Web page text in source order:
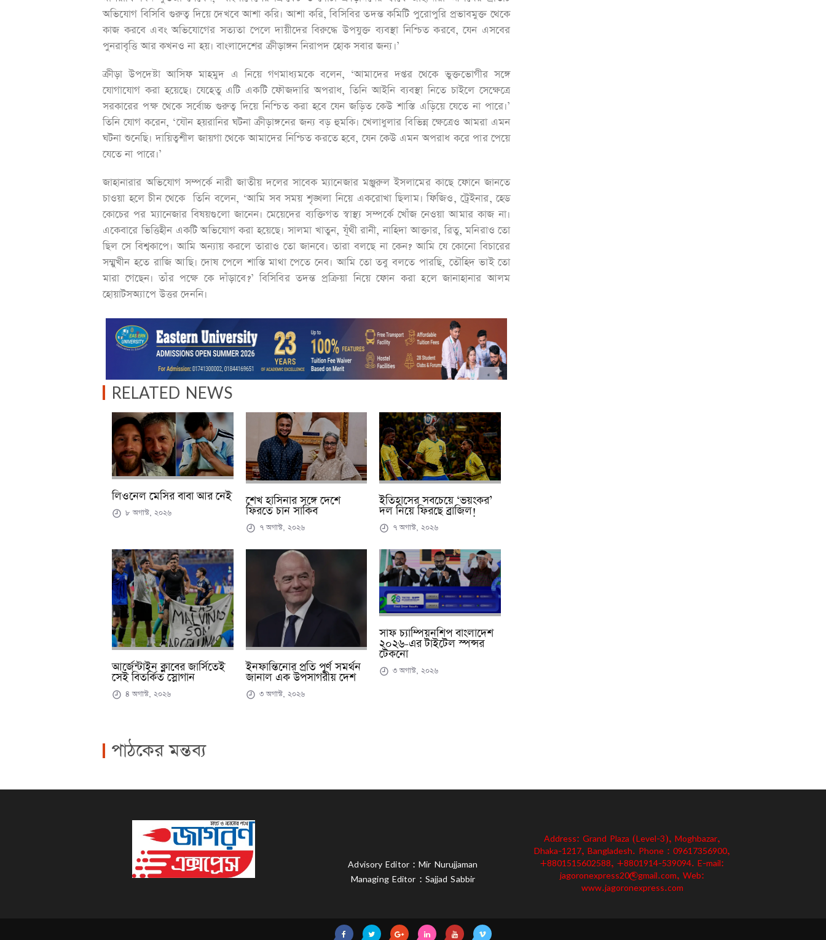
অভিযোগ বিসিবি গুরুত্ব দিয়ে দেখবে আশা করি। আশা করি, বিসিবির তদন্ত কমিটি পুরোপুরি প্রভাবমুক্ত থেকে
কাজ করবে এবং অভিযোগের সত্যতা পেলে দায়ীদের বিরুদ্ধে উপযুক্ত ব্যবস্থা নিশ্চিত করবে, যেন এসবের
পুনরাবৃত্তি আর কখনও না হয়। বাংলাদেশের ক্রীড়াঙ্গন নিরাপদ হোক সবার জন্য।’
ক্রীড়া উপদেষ্টা আসিফ মাহমুদ এ নিয়ে গণমাধ্যমকে বলেন, ‘আমাদের দপ্তর থেকে ভুক্তভোগীর সঙ্গে
যোগাযোগ করা হয়েছে। যেহেতু এটি একটি ফৌজদারি অপরাধ, তিনি আইনি ব্যবস্থা নিতে চাইলে সেক্ষেত্রে
সরকারের পক্ষ থেকে সর্বোচ্চ গুরুত্ব দিয়ে নিশ্চিত করা হবে যেন জড়িত কেউ শাস্তি এড়িয়ে যেতে না পারে।’
তিনি যোগ করেন, ‘যৌন হয়রানির ঘটনা ক্রীড়াঙ্গনের জন্য বড় হুমকি। খেলাধুলার বিভিন্ন ক্ষেত্রেও আমরা এমন
ঘটনা শুনেছি। দায়িত্বশীল জায়গা থেকে আমাদের নিশ্চিত করতে হবে, যেন কেউ এমন অপরাধ করে পার পেয়ে
যেতে না পারে।’
জাহানারার অভিযোগ সম্পর্কে নারী জাতীয় দলের সাবেক ম্যানেজার মঞ্জুরুল ইসলামের কাছে ফোনে জানতে
চাওয়া হলে চীন থেকে তিনি বলেন, ‘আমি সব সময় শৃঙ্খলা নিয়ে একরোখা ছিলাম। ফিজিও, ট্রেইনার, হেড
কোচের পর ম্যানেজার বিষয়গুলো জানেন। মেয়েদের ব্যক্তিগত স্বাস্থ্য সম্পর্কে খোঁজ নেওয়া আমার কাজ না।
একেবারে ভিত্তিহীন একটি অভিযোগ করা হয়েছে। সালমা খাতুন, যূঁথী রানী, নাহিদা আক্তার, রিতু, মনিরাও তো
ছিল সে বিশ্বকাপে। আমি অন্যায় করলে তারাও তো জানবে। তারা বলছে না কেন? আমি যে কোনো বিচারের
সম্মুখীন হতে রাজি আছি। দোষ পেলে শাস্তি মাথা পেতে নেব। আমি তো তবু বলতে পারছি, তৌহিদ ভাই তো
মারা গেছেন। তাঁর পক্ষে কে দাঁড়াবে?’ বিসিবির তদন্ত প্রক্রিয়া নিয়ে ফোন করা হলে জানাহানার আলম
হোয়াটসঅ্যাপে উত্তর দেননি।
RELATED NEWS
লিওনেল মেসির বাবা আর নেই
৮ অগাস্ট, ২০২৬
শেখ হাসিনার সঙ্গে দেশে
ফিরতে চান সাকিব
৭ অগাস্ট, ২০২৬
ইতিহাসের সবচেয়ে ‘ভয়ংকর’
দল নিয়ে ফিরছে ব্রাজিল!
৭ অগাস্ট, ২০২৬
আর্জেন্টাইন ক্লাবের জার্সিতেই
সেই বিতর্কিত স্লোগান
৪ অগাস্ট, ২০২৬
ইনফান্তিনোর প্রতি পূর্ণ সমর্থন
জানাল এক উপসাগরীয় দেশ
৩ অগাস্ট, ২০২৬
সাফ চ্যাম্পিয়নশিপ বাংলাদেশ
২০২৬-এর টাইটেল স্পন্সর
টেকনো
৩ অগাস্ট, ২০২৬
পাঠকের মন্তব্য
Advisory Editor : Mir Nurujjaman
Managing Editor : Sajjad Sabbir
Address: Grand Plaza (Level-3), Moghbazar,
Dhaka-1217, Bangladesh. Phone : 09617356900,
+8801515602588, +8801914-539094. E-mail:
jagoronexpress20@gmail.com, Web:
www.jagoronexpress.com